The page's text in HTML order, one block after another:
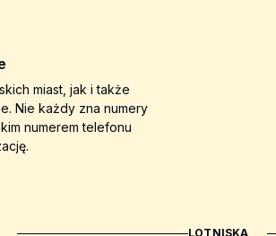
miast, jak i także
Nie każdy zna numery
numerem telefonu
LOTNISKA